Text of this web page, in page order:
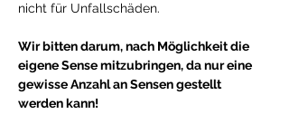
nicht für Unfallschäden.
Wir bitten darum, nach Möglichkeit die
eigene Sense mitzubringen, da nur eine
gewisse Anzahl an Sensen gestellt
werden kann!